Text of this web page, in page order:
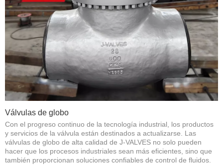
Válvulas de globo
Con el progreso continuo de la tecnología industrial, los productos
y servicios de la válvula están destinados a actualizarse. Las
válvulas de globo de alta calidad de J-VALVES no solo pueden
hacer que los procesos industriales sean más eficientes, sino que
también proporcionan soluciones confiables de control de fluidos.